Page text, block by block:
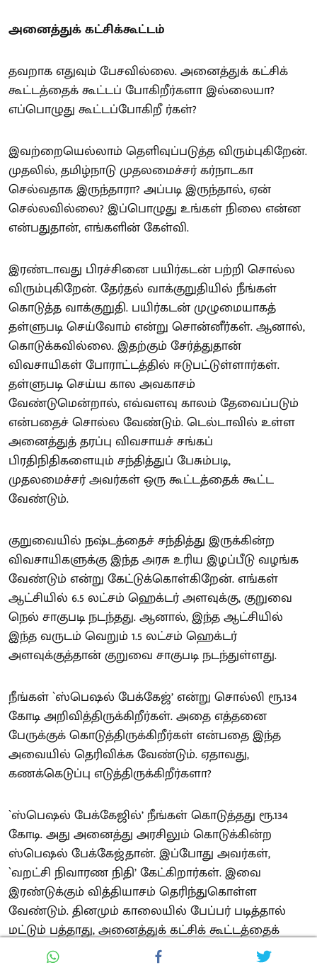
அனைத்துக் கட்சிக்கூட்டம்
தவறாக எதுவும் பேசவில்லை. அனைத்துக் கட்சிக்
கூட்டத்தைக் கூட்டப் போகிறீர்களா இல்லையா?
எப்பொழுது கூட்டப்போகிறீ ர்கள்?
இவற்றையெல்லாம் தெளிவுப்படுத்த விரும்புகிறேன்.
முதலில், தமிழ்நாடு முதலமைச்சர் கர்நாடகா
செல்வதாக இருந்தாரா? அப்படி இருந்தால், ஏன்
செல்லவில்லை? இப்பொழுது உங்கள் நிலை என்ன
என்பதுதான், எங்களின் கேள்வி.
இரண்டாவது பிரச்சினை பயிர்கடன் பற்றி சொல்ல
விரும்புகிறேன். தேர்தல் வாக்குறுதியில் நீங்கள்
கொடுத்த வாக்குறுதி. பயிர்கடன் முழுமையாகத்
தள்ளுபடி செய்வோம் என்று சொன்னீர்கள். ஆனால்,
கொடுக்கவில்லை. இதற்கும் சேர்த்துதான்
விவசாயிகள் போராட்டத்தில் ஈடுபட்டுள்ளார்கள்.
தள்ளுபடி செய்ய கால அவகாசம்
வேண்டுமென்றால், எவ்வளவு காலம் தேவைப்படும்
என்பதைச் சொல்ல வேண்டும். டெல்டாவில் உள்ள
அனைத்துத் தரப்பு விவசாயச் சங்கப்
பிரதிநிதிகளையும் சந்தித்துப் பேசும்படி,
முதலமைச்சர் அவர்கள் ஒரு கூட்டத்தைக் கூட்ட
வேண்டும்.
குறுவையில் நஷ்டத்தைச் சந்தித்து இருக்கின்ற
விவசாயிகளுக்கு இந்த அரசு உரிய இழப்பீடு வழங்க
வேண்டும் என்று கேட்டுக்கொள்கிறேன். எங்கள்
ஆட்சியில் 6.5 லட்சம் ஹெக்டர் அளவுக்கு, குறுவை
நெல் சாகுபடி நடந்தது. ஆனால், இந்த ஆட்சியில்
இந்த வருடம் வெறும் 1.5 லட்சம் ஹெக்டர்
அளவுக்குத்தான் குறுவை சாகுபடி நடந்துள்ளது.
நீங்கள் `ஸ்பெஷல் பேக்கேஜ்’ என்று சொல்லி ரூ.134
கோடி அறிவித்திருக்கிறீர்கள். அதை எத்தனை
பேருக்குக் கொடுத்திருக்கிறீர்கள் என்பதை இந்த
அவையில் தெரிவிக்க வேண்டும். ஏதாவது,
கணக்கெடுப்பு எடுத்திருக்கிறீர்களா?
`ஸ்பெஷல் பேக்கேஜில்’ நீங்கள் கொடுத்தது ரூ.134
கோடி. அது அனைத்து அரசிலும் கொடுக்கின்ற
ஸ்பெஷல் பேக்கேஜ்தான். இப்போது அவர்கள்,
`வறட்சி நிவாரண நிதி’ கேட்கிறார்கள். இவை
இரண்டுக்கும் வித்தியாசம் தெரிந்துகொள்ள
வேண்டும். தினமும் காலையில் பேப்பர் படித்தால்
மட்டும் பத்தாது, அனைத்துக் கட்சிக் கூட்டத்தைக்
கூட்டி, அனைத்து விவசாயிகளையும் அழைத்துக்
கலந்து பேசி, அவர்களின் கோரிக்கைகள் என்ன